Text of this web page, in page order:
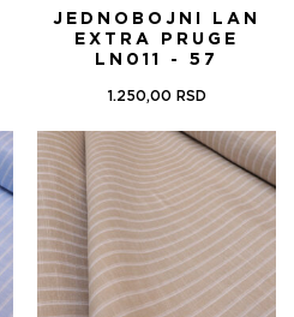
JEDNOBOJNI LAN
EXTRA PRUGE
LN011 - 57
1.250,00 RSD